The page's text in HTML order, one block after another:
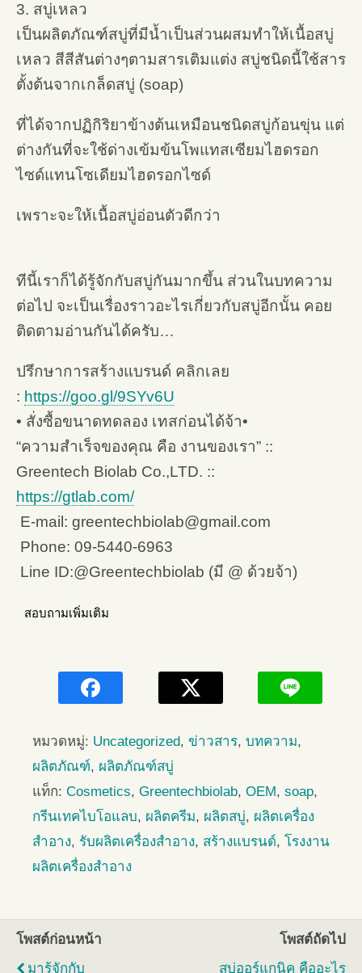
3. สบู่เหลว
เป็นผลิตภัณฑ์สบู่ที่มีน้ำเป็นส่วนผสมทำให้เนื้อสบู่
เหลว สีสีสันต่างๆตามสารเติมแต่ง สบู่ชนิดนี้ใช้สาร
ตั้งต้นจากเกล็ดสบู่ (soap)
ที่ได้จากปฏิกิริยาข้างต้นเหมือนชนิดสบู่ก้อนขุ่น แต่
ต่างกันที่จะใช้ด่างเข้มข้นโพแทสเซียมไฮดรอก
ไซด์แทนโซเดียมไฮดรอกไซด์
เพราะจะให้เนื้อสบู่อ่อนตัวดีกว่า
ทีนี้เราก็ได้รู้จักกับสบู่กันมากขึ้น ส่วนในบทความ
ต่อไป จะเป็นเรื่องราวอะไรเกี่ยวกับสบู่อีกนั้น คอย
ติดตามอ่านกันได้ครับ…
ปรึกษาการสร้างแบรนด์ คลิกเลย
: https://goo.gl/9SYv6U
• สั่งซื้อขนาดทดลอง เทสก่อนได้จ้า•
“ความสำเร็จของคุณ คือ งานของเรา” ::
Greentech Biolab Co.,LTD. ::
https://gtlab.com/
E-mail: greentechbiolab@gmail.com
Phone: 09-5440-6963
Line ID:@Greentechbiolab (มี @ ด้วยจ้า)
สอบถามเพิ่มเติม
หมวดหมู่: Uncategorized, ข่าวสาร, บทความ,
ผลิตภัณฑ์, ผลิตภัณฑ์สบู่
แท็ก: Cosmetics, Greentechbiolab, OEM, soap,
กรีนเทคไบโอแลบ, ผลิตครีม, ผลิตสบู่, ผลิตเครื่อง
สำอาง, รับผลิตเครื่องสำอาง, สร้างแบรนด์, โรงงาน
ผลิตเครื่องสำอาง
โพสต์ก่อนหน้า
มารู้จักกับ
โพสต์ถัดไป
สบู่ออร์แกนิค คืออะไร